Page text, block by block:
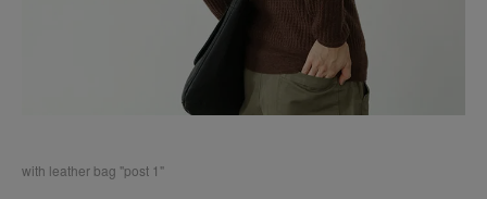
with leather bag "post 1"